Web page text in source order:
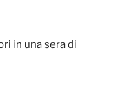
in una sera di